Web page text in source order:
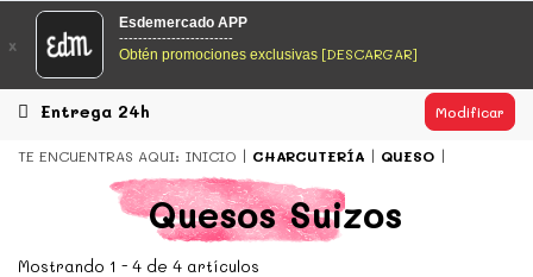
EsDeMercado.com
EsDeMercado.com
los mejores mercados de Barcelona y de productores
locales.
READ MORE
EsDeMercado.com
EsDeMercado.comte lleva a casa los mejores productos de
los mejores mercados de Barcelona y de productores
x
Esdemercado APP
------------------------
Obtén promociones exclusivas [DESCARGAR]
Entrega 24h Modificar
TE ENCUENTRAS AQUI: INICIO CHARCUTERÍA QUESO
Quesos Suizos
Mostrando 1 - 4 de 4 artículos